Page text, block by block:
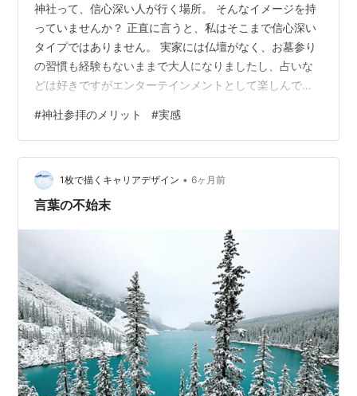
神社って、信心深い人が行く場所。 そんなイメージを持
っていませんか？ 正直に言うと、私はそこまで信心深い
タイプではありません。 実家には仏壇がなく、お墓参り
の習慣も経験もないままで大人になりましたし、占いな
どは好きですがエンターテインメントとして楽しんでい
うより、なんとなく気持ちを切り替えたいときに行く場
所、という感覚です。 数年前から実家の両親と神社仏閣
巡りを始めたのは、家族全員歴史好きで、歩く目的がほ
しかったため、でした。 にもかかわらず、神社やお寺の
参拝後に仕事の話が来たり、タイミングよく物事が進ん
#神社参拝のメリット #実感
1枚で描くキャリアデザイン • 6ヶ月前
言葉の不始末